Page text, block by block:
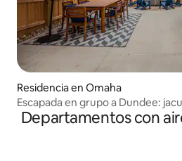
Residencia en Omaha
Escapada en grupo a Dundee:
billar•fogata•
Departamentos con